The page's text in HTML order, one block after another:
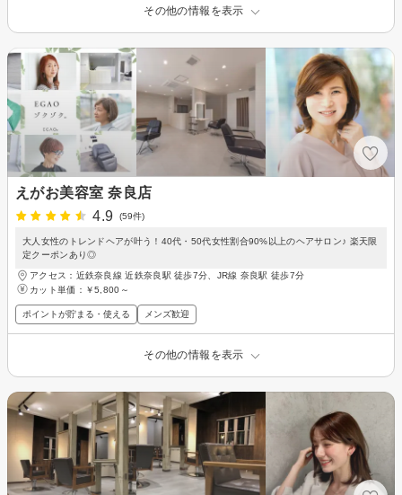
その他の情報を表示
えがお美容室 奈良店
4.9
(59件)
大人女性のトレンドヘアが叶う！40代・50代女性割合90%以上のヘアサロン♪ 楽天限
定クーポンあり◎
アクセス：近鉄奈良線 近鉄奈良駅 徒歩7分、JR線 奈良駅 徒歩7分
カット単価： ￥5,800～
ポイントが貯まる・使える メンズ歓迎
その他の情報を表示